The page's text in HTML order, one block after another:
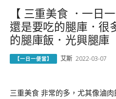
【 三重美食 ．一日
還是要吃的腿庫．很
的腿庫飯．光興腿庫
【一日一便當】 艾斯 2022-03-07
三重美食 非常的多，尤其像滷